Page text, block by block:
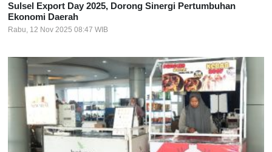
Sulsel Export Day 2025, Dorong Sinergi Pertumbuhan
Ekonomi Daerah
Rabu, 12 Nov 2025 08:47 WIB